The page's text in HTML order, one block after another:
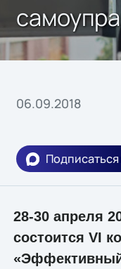
06.09.2018
Подписаться
28-30 апреля
состоится VI